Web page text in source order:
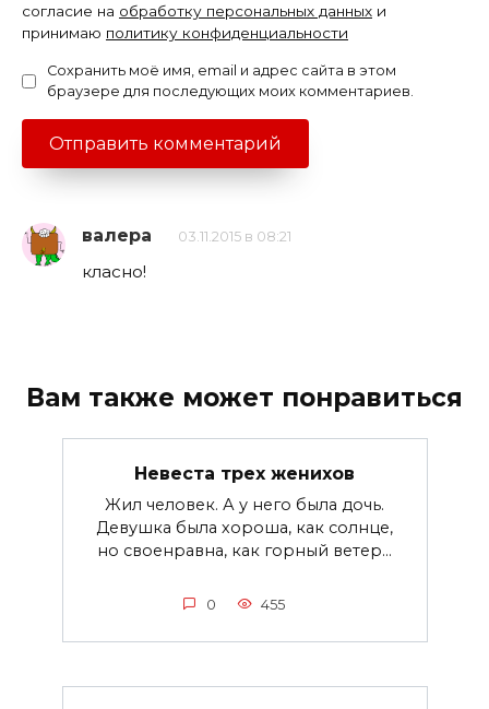
согласие на обработку персональных данных и
принимаю политику конфиденциальности
Сохранить моё имя, email и адрес сайта в этом
браузере для последующих моих комментариев.
валера 03.11.2015 в 08:21
класно!
Вам также может понравиться
Невеста трех женихов
Жил человек. А у него была дочь.
Девушка была хороша, как солнце,
но своенравна, как горный ветер...
0 455